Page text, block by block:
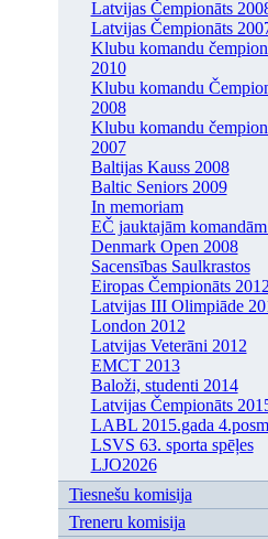
Latvijas Čempionāts
Latvijas Čempionāts
Klubu komandu
2010
Klubu komandu
2008
Klubu komandu
2007
Baltijas Kauss 2008
Baltic Seniors 2009
In memoriam
EČ jauktajām
Denmark Open 2008
Sacensības Saulkrastos
Eiropas Čempionāts 2012
Latvijas III Olimpiāde
London 2012
Latvijas Veterāni 2012
EMCT 2013
Baloži, studenti 2014
Latvijas Čempionāts
LABL 2015.gada
LSVS 63. sporta spēļes
LJO2026
Tiesnešu komisija
Treneru komisija